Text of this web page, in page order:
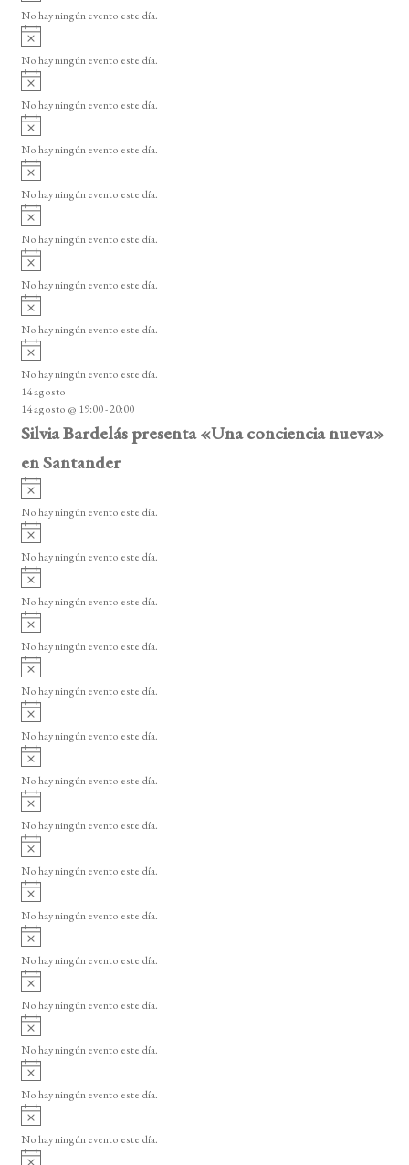
o
v
i
o
No hay ningún evento este día.
A
v
i
o
No hay ningún evento este día.
A
v
i
o
No hay ningún evento este día.
A
v
i
o
No hay ningún evento este día.
A
v
i
o
No hay ningún evento este día.
A
v
i
o
No hay ningún evento este día.
A
v
i
o
No hay ningún evento este día.
A
v
i
o
No hay ningún evento este día.
A
v
i
s
o
No hay ningún evento este día.
14 agosto
14 agosto @ 19:00-20:00
Silvia Bardelás presenta «Una conciencia nueva»
en Santander
A
v
i
o
No hay ningún evento este día.
A
v
i
o
No hay ningún evento este día.
A
v
i
o
No hay ningún evento este día.
A
v
i
o
No hay ningún evento este día.
A
v
i
o
No hay ningún evento este día.
A
v
i
o
No hay ningún evento este día.
A
v
i
o
No hay ningún evento este día.
A
v
i
o
No hay ningún evento este día.
A
v
i
o
No hay ningún evento este día.
A
v
i
o
No hay ningún evento este día.
A
v
i
o
No hay ningún evento este día.
A
v
i
o
No hay ningún evento este día.
A
v
i
o
No hay ningún evento este día.
A
v
i
o
No hay ningún evento este día.
A
v
i
No hay ningún evento este día.
A